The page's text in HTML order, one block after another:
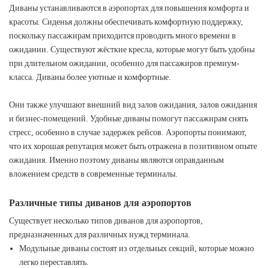
Диваны устанавливаются в аэропортах для повышения комфорта и
красоты. Сиденья должны обеспечивать комфортную поддержку,
поскольку пассажирам приходится проводить много времени в
ожидании. Существуют жёсткие кресла, которые могут быть удобны
при длительном ожидании, особенно для пассажиров премиум-
класса. Диваны более уютные и комфортные.
Они также улучшают внешний вид залов ожидания, залов ожидания
и бизнес-помещений. Удобные диваны помогут пассажирам снять
стресс, особенно в случае задержек рейсов. Аэропорты понимают,
что их хорошая репутация может быть отражена в позитивном опыте
ожидания. Именно поэтому диваны являются оправданным
вложением средств в современные терминалы.
Различные типы диванов для аэропортов
Существует несколько типов диванов для аэропортов,
предназначенных для различных нужд терминала.
Модульные диваны состоят из отдельных секций, которые можно
легко переставлять.